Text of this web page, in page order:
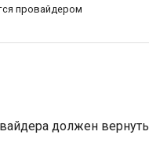
провайдером
должен